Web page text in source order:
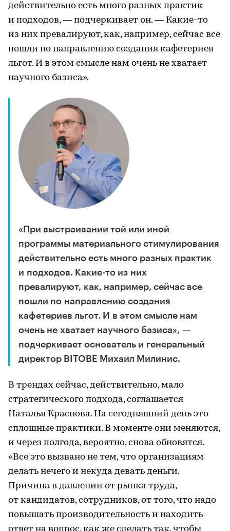
действительно есть много разных практик
и подходов, — подчеркивает он. — Какие-то
из них превалируют, как, например, сейчас все
пошли по направлению создания кафетериев
льгот. И в этом смысле нам очень не хватает
научного базиса».
«При выстраивании той или иной
программы материального стимулирования
действительно есть много разных практик
и подходов. Какие-то из них
превалируют, как, например, сейчас все
пошли по направлению создания
кафетериев льгот. И в этом смысле нам
очень не хватает научного базиса», —
подчеркивает основатель и генеральный
директор BITOBE Михаил Милинис.
В трендах сейчас, действительно, мало
стратегического подхода, соглашается
Наталья Краснова. На сегодняшний день это
сплошные практики. В моменте они меняются,
и через полгода, вероятно, снова обновятся.
«Все это вызвано не тем, что организациям
делать нечего и некуда девать деньги.
Причина в давлении от рынка труда,
от кандидатов, сотрудников, от того, что надо
повышать производительность и находить